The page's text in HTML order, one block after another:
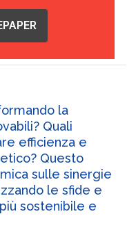
la
Quali
efficienza e
Questo
sulle sinergie
le sfide e
sostenibile e